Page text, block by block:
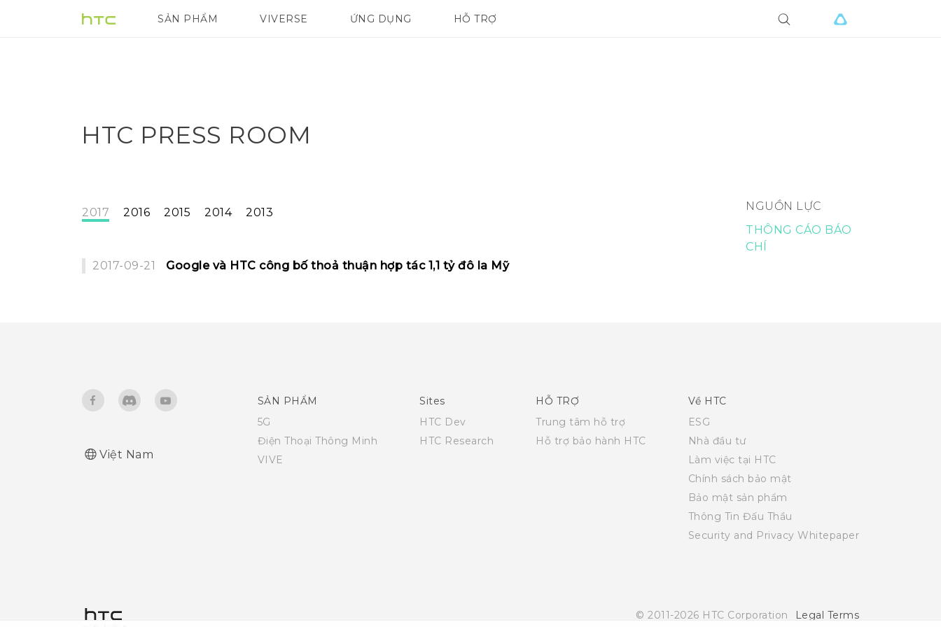
SẢN PHẨM
VIVE G REIGNS ĐIỆN THOẠI THÔNG MINH
VIVERSE ỨNG DỤNG HỖ TRỢ
HTC PRESS ROOM
2017 2016 2015 2014 2013
2017-09-21 Google và HTC công bố thoả thuận hợp tác 1,1 tỷ đô la Mỹ
NGUỒN LỰC
THÔNG CÁO BÁO
CHÍ
Việt Nam
SẢN PHẨM
5G
Điện Thoại Thông Minh
VIVE
Sites
HTC Dev
HTC Research
HỖ TRỢ
Trung tâm hỗ trợ
Hỗ trợ bảo hành HTC
Về HTC
ESG
Nhà đầu tư
Làm việc tại HTC
Chính sách bảo mật
Bảo mật sản phẩm
Thông Tin Đấu Thầu
Security and Privacy Whitepaper
© 2011-2026 HTC Corporation Legal Terms